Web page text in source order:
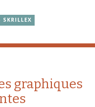
SKRILLEX
graphiques